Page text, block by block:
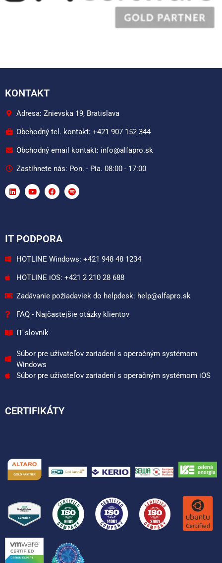
KONTAKT
Adresa: Znievska 19, Bratislava
Obchodný tel. kontakt: +421 907 152 344
Obchodný email kontakt: info@alfapro.sk
Zastihnete nás: Pon. - Pia. 08:00 - 17:00
IT PODPORA
HOTLINE Windows: +421 948 48 1234
HOTLINE iOS: +421 2 210 28 688
Zadávanie požiadaviek do helpdesk: help@alfapro.sk
FAQ - Najčastejšie otázky klientov
IT slovník
Súbor pre užívateľov zariadení s operačným systémom
Windows
Súbor pre užívateľov zariadení s operačným systémom iOS
CERTIFIKÁTY